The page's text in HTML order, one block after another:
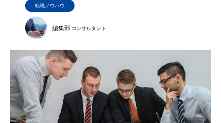
転職ノウハウ
編集部 コンサルタント